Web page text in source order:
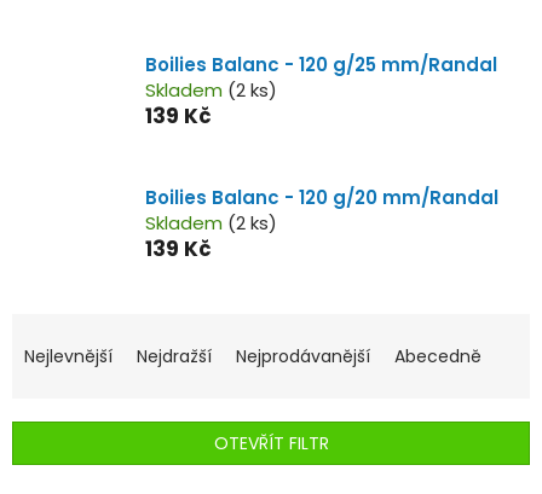
Boilies Balanc - 120 g/25 mm/Randal
Skladem (2 ks)
139 Kč
Boilies Balanc - 120 g/20 mm/Randal
Skladem (2 ks)
139 Kč
a
n
í
Nejlevnější Nejdražší Nejprodávanější Abecedně
OTEVŘÍT FILTR